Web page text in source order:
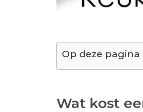
Op deze pagina
Wat kost